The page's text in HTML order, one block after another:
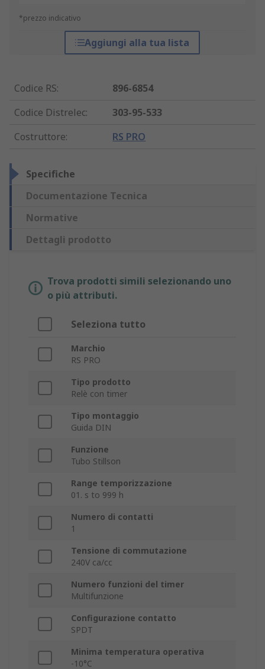
*prezzo indicativo
Aggiungi alla tua lista
Codice RS:
896-6854
Codice Distrelec:
303-95-533
Costruttore: RS PRO
Specifiche
Documentazione Tecnica
Normative
Dettagli prodotto
Trova prodotti simili selezionando uno
o più attributi.
Seleziona tutto
Marchio
RS PRO
Tipo prodotto
Relè con timer
Tipo montaggio
Guida DIN
Funzione
Tubo Stillson
Range temporizzazione
01. s to 999 h
Numero di contatti
1
Tensione di commutazione
240V ca/cc
Numero funzioni del timer
Multifunzione
Configurazione contatto
SPDT
Minima temperatura operativa
-10°C